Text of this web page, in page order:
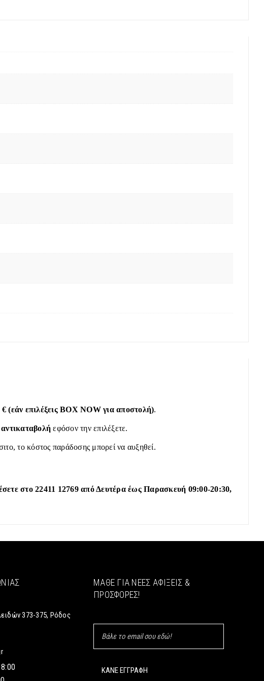
(εάν επιλέξεις BOX NOW για αποστολή).
εφόσον την επιλέξετε.
το κόστος παράδοσης μπορεί να αυξηθεί.
στο 22411 12769 από Δευτέρα έως Παρασκευή 09:00-20:30,
373-375, Ρόδος
ΜΆΘΕ ΓΙΑ ΝΈΕΣ ΑΦΊΞΕΙΣ &
ΠΡΟΣΦΟΡΈΣ!